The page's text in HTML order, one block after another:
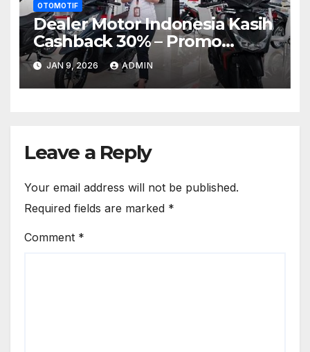
OTOMOTIF
Dealer Motor Indonesia Kasih
Cashback 30% – Promo
Musim Liburan!
JAN 9, 2026 ADMIN
Leave a Reply
Your email address will not be published.
Required fields are marked *
Comment *